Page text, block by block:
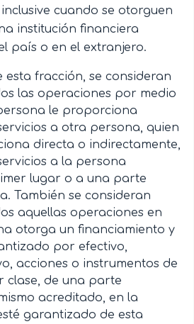
cuando se otorguen
institución financiera
país o en el extranjero.
esta fracción, se consideran
las operaciones por medio
le proporciona
a otra persona, quien
directa o indirectamente,
a la persona
lugar o a una parte
También se consideran
aquellas operaciones en
otorga un financiamiento y
por efectivo,
acciones o instrumentos de
clase, de una parte
acreditado, en la
garantizado de esta